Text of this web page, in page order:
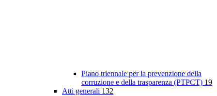
Piano triennale per la prevenzione della
corruzione e della trasparenza (PTPCT) 19
Atti generali 132